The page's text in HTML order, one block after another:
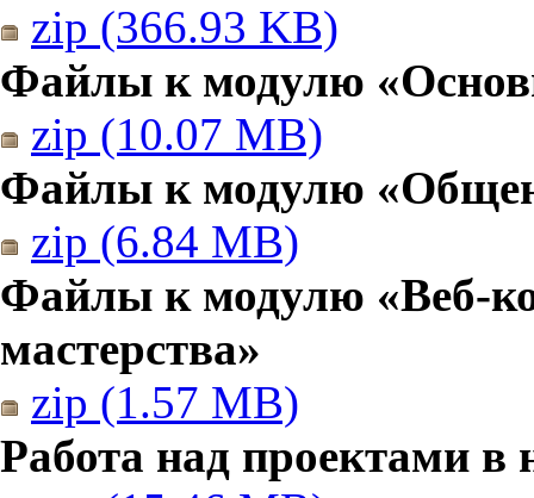
zip (366.93 KB)
Файлы к модулю
zip (10.07 MB)
Файлы к модулю
zip (6.84 MB)
Файлы к модулю «Веб-
мастерства»
zip (1.57 MB)
Работа над проектами в